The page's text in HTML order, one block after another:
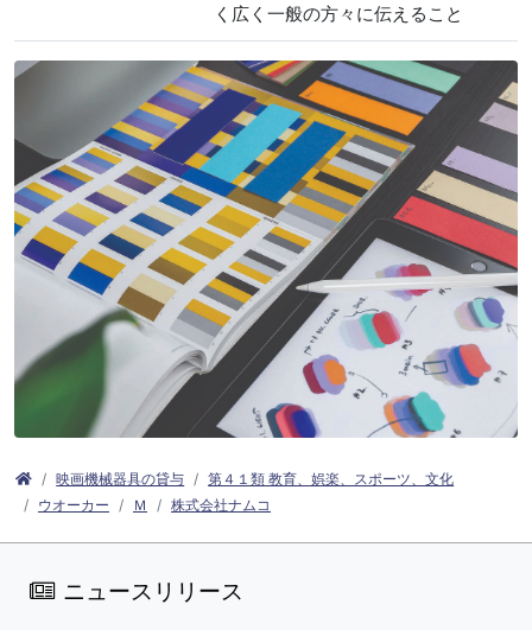
く広く一般の方々に伝えること
映画機械器具の貸与
第４１類 教育、娯楽、スポーツ、文化
ウオーカー
Ｍ 株式会社ナムコ
ニュースリリース